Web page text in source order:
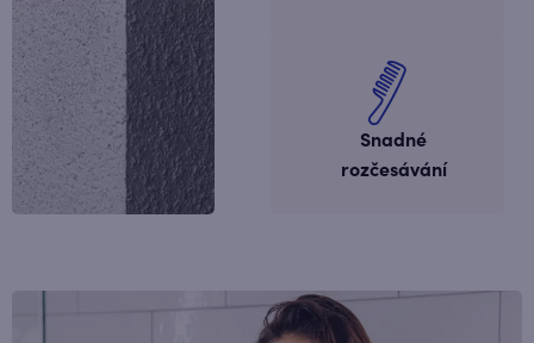
Snadné
rozčesávání